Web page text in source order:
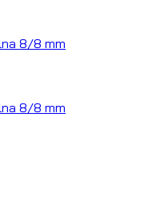
8/8 mm
8/8 mm